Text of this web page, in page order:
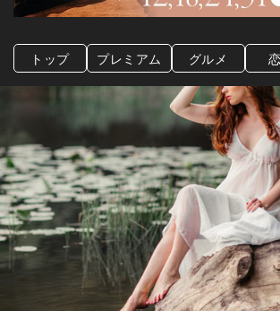
トップ プレミアム グルメ